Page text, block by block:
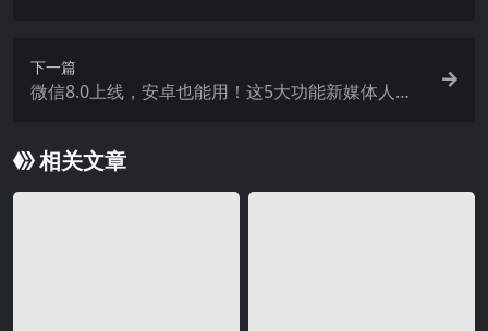
下一篇
微信8.0上线，安卓也能用！这5大功能新媒体人要
相关文章